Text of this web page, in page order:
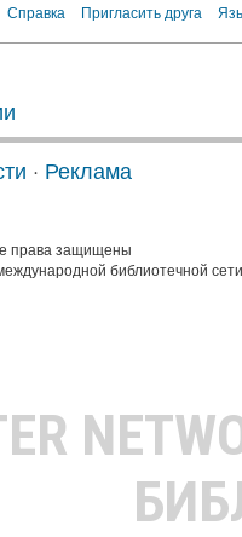
Справка Пригласить друга
· Реклама
права защищены
библиотечной